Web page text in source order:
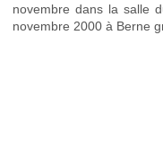
novembre dans la salle
novembre 2000 à Berne